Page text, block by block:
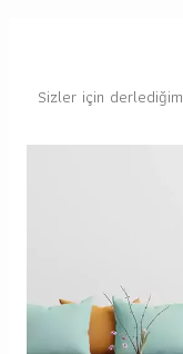
Sizler için